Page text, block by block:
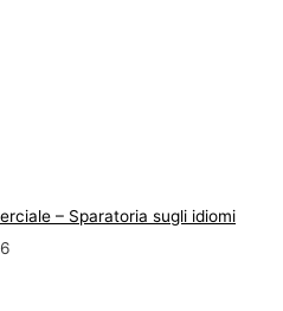
– Sparatoria sugli idiomi